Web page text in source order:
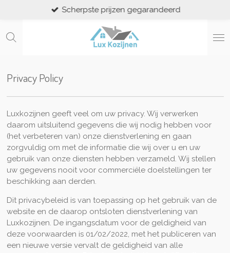
naar
Scherpste prijzen gegarandeerd
Privacy Policy
Luxkozijnen geeft veel om uw privacy. Wij verwerken
daarom uitsluitend gegevens die wij nodig hebben voor
(het verbeteren van) onze dienstverlening en gaan
zorgvuldig om met de informatie die wij over u en uw
gebruik van onze diensten hebben verzameld. Wij stellen
uw gegevens nooit voor commerciële doelstellingen ter
beschikking aan derden.
Dit privacybeleid is van toepassing op het gebruik van de
website en de daarop ontsloten dienstverlening van
Luxkozijnen. De ingangsdatum voor de geldigheid van
deze voorwaarden is 01/02/2022, met het publiceren van
een nieuwe versie vervalt de geldigheid van alle